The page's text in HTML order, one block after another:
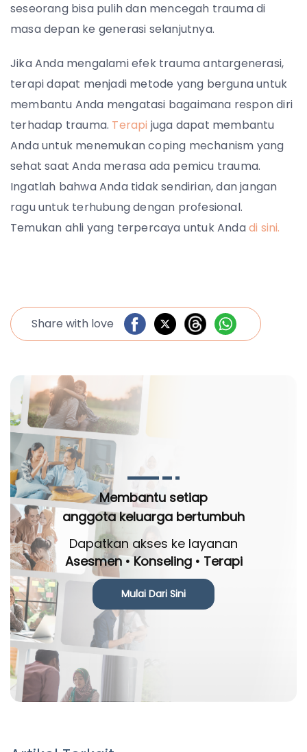
seseorang bisa pulih dan mencegah trauma di
masa depan ke generasi selanjutnya.
Jika Anda mengalami efek trauma antargenerasi,
terapi dapat menjadi metode yang berguna untuk
membantu Anda mengatasi bagaimana respon diri
terhadap trauma. Terapi juga dapat membantu
Anda untuk menemukan coping mechanism yang
sehat saat Anda merasa ada pemicu trauma.
Ingatlah bahwa Anda tidak sendirian, dan jangan
ragu untuk terhubung dengan profesional.
Temukan ahli yang terpercaya untuk Andadi sini.
Share with love
Membantu setiap
anggota keluarga bertumbuh
Dapatkan akses ke layanan
Asesmen • Konseling • Terapi
Mulai Dari Sini